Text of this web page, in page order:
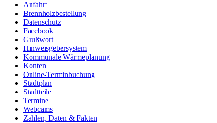
Anfahrt
Brennholzbestellung
Datenschutz
Facebook
Grußwort
Hinweisgebersystem
Kommunale Wärmeplanung
Konten
Online-Terminbuchung
Stadtplan
Stadtteile
Termine
Webcams
Zahlen, Daten & Fakten